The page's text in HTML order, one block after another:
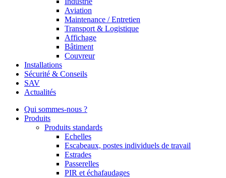
Aviation
Maintenance / Entretien
Transport & Logistique
Affichage
Bâtiment
Couvreur
Installations
Sécurité & Conseils
SAV
Actualités
Qui sommes-nous ?
Produits
Produits standards
Echelles
Escabeaux, postes individuels de travail
Estrades
Passerelles
PIR et échafaudages